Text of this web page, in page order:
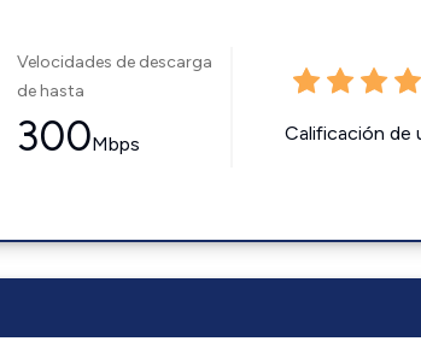
Velocidades de descarga
de hasta
300Mbps Calificación de